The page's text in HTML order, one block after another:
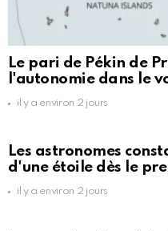
Le pari de Pékin de
l'autonomie dans le
il y a environ 2 jours
Les astronomes
d'une étoile dès le
il y a environ 2 jours